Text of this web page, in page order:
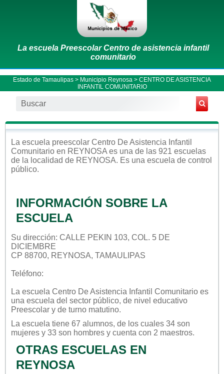
La escuela Preescolar Centro de asistencia infantil
comunitario
Estado de Tamaulipas > Municipio Reynosa > CENTRO DE ASISTENCIA
INFANTIL COMUNITARIO
La escuela preescolar Centro De Asistencia Infantil
Comunitario en REYNOSA es una de las 921 escuelas
de la localidad de REYNOSA. Es una escuela de control
público.
INFORMACIÓN SOBRE LA
ESCUELA
Su dirección: CALLE PEKIN 103, COL. 5 DE
DICIEMBRE
CP 88700, REYNOSA, TAMAULIPAS
Teléfono:
La escuela Centro De Asistencia Infantil Comunitario es
una escuela del sector público, de nivel educativo
Preescolar y de turno matutino.
La escuela tiene 67 alumnos, de los cuales 34 son
mujeres y 33 son hombres y cuenta con 2 maestros.
OTRAS ESCUELAS EN
REYNOSA